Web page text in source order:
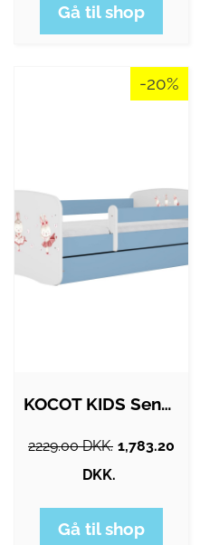
Gå til shop
-20%
KOCOT KIDS Seng babydreams blå kaniner…
2229.00 DKK. 1,783.20
DKK.
Gå til shop